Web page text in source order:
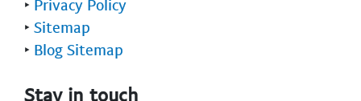
‣ Privacy Policy
‣ Sitemap
‣ Blog Sitemap
Stay in touch